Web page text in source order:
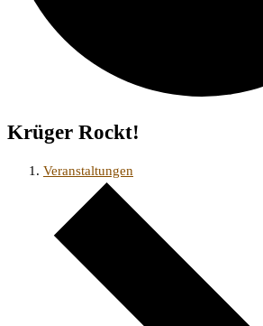
Krüger Rockt!
Veranstaltungen